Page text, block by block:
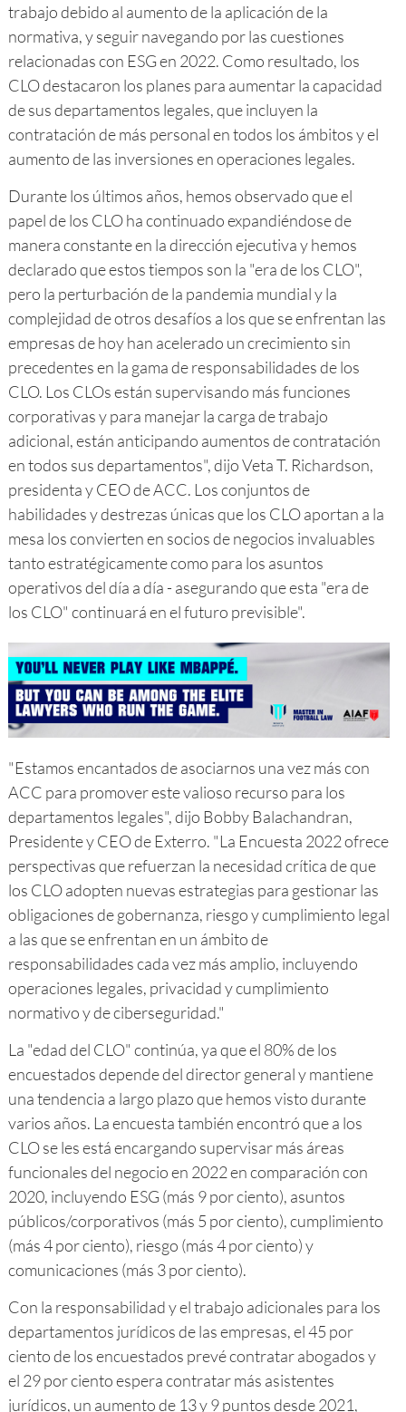
trabajo debido al aumento de la aplicación de la
normativa, y seguir navegando por las cuestiones
relacionadas con ESG en 2022. Como resultado, los
CLO destacaron los planes para aumentar la capacidad
de sus departamentos legales, que incluyen la
contratación de más personal en todos los ámbitos y el
aumento de las inversiones en operaciones legales.
Durante los últimos años, hemos observado que el
papel de los CLO ha continuado expandiéndose de
manera constante en la dirección ejecutiva y hemos
declarado que estos tiempos son la "era de los CLO",
pero la perturbación de la pandemia mundial y la
complejidad de otros desafíos a los que se enfrentan las
empresas de hoy han acelerado un crecimiento sin
precedentes en la gama de responsabilidades de los
CLO. Los CLOs están supervisando más funciones
corporativas y para manejar la carga de trabajo
adicional, están anticipando aumentos de contratación
en todos sus departamentos", dijo Veta T. Richardson,
presidenta y CEO de ACC. Los conjuntos de
habilidades y destrezas únicas que los CLO aportan a la
mesa los convierten en socios de negocios invaluables
tanto estratégicamente como para los asuntos
operativos del día a día - asegurando que esta "era de
los CLO" continuará en el futuro previsible".
"Estamos encantados de asociarnos una vez más con
ACC para promover este valioso recurso para los
departamentos legales", dijo Bobby Balachandran,
Presidente y CEO de Exterro. "La Encuesta 2022 ofrece
perspectivas que refuerzan la necesidad crítica de que
los CLO adopten nuevas estrategias para gestionar las
obligaciones de gobernanza, riesgo y cumplimiento legal
a las que se enfrentan en un ámbito de
responsabilidades cada vez más amplio, incluyendo
operaciones legales, privacidad y cumplimiento
normativo y de ciberseguridad."
La "edad del CLO" continúa, ya que el 80% de los
encuestados depende del director general y mantiene
una tendencia a largo plazo que hemos visto durante
varios años. La encuesta también encontró que a los
CLO se les está encargando supervisar más áreas
funcionales del negocio en 2022 en comparación con
2020, incluyendo ESG (más 9 por ciento), asuntos
públicos/corporativos (más 5 por ciento), cumplimiento
(más 4 por ciento), riesgo (más 4 por ciento) y
comunicaciones (más 3 por ciento).
Con la responsabilidad y el trabajo adicionales para los
departamentos jurídicos de las empresas, el 45 por
ciento de los encuestados prevé contratar abogados y
el 29 por ciento espera contratar más asistentes
jurídicos, un aumento de 13 y 9 puntos desde 2021,